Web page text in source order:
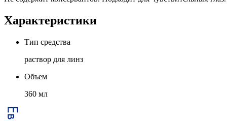
Характеристики
Тип средства
раствор для линз
Объем
360 мл